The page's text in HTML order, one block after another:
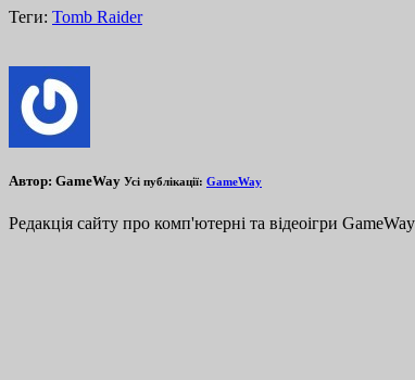
Теги: Tomb Raider
Автор: GameWay Усі публікації: GameWay
Редакція сайту про комп'ютерні та відеоігри